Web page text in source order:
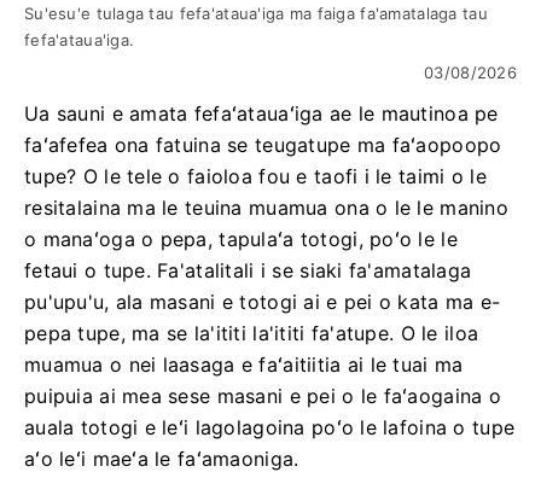
Su'esu'e tulaga tau fefa'ataua'iga ma faiga fa'amatalaga tau
fefa'ataua'iga.
03/08/2026
Ua sauni e amata fefaʻatauaʻiga ae le mautinoa pe
faʻafefea ona fatuina se teugatupe ma faʻaopoopo
tupe? O le tele o faioloa fou e taofi i le taimi o le
resitalaina ma le teuina muamua ona o le le manino
o manaʻoga o pepa, tapulaʻa totogi, poʻo le le
fetaui o tupe. Fa'atalitali i se siaki fa'amatalaga
pu'upu'u, ala masani e totogi ai e pei o kata ma e-
pepa tupe, ma se la'ititi la'ititi fa'atupe. O le iloa
muamua o nei laasaga e faʻaitiitia ai le tuai ma
puipuia ai mea sese masani e pei o le faʻaogaina o
auala totogi e leʻi lagolagoina poʻo le lafoina o tupe
aʻo leʻi maeʻa le faʻamaoniga.